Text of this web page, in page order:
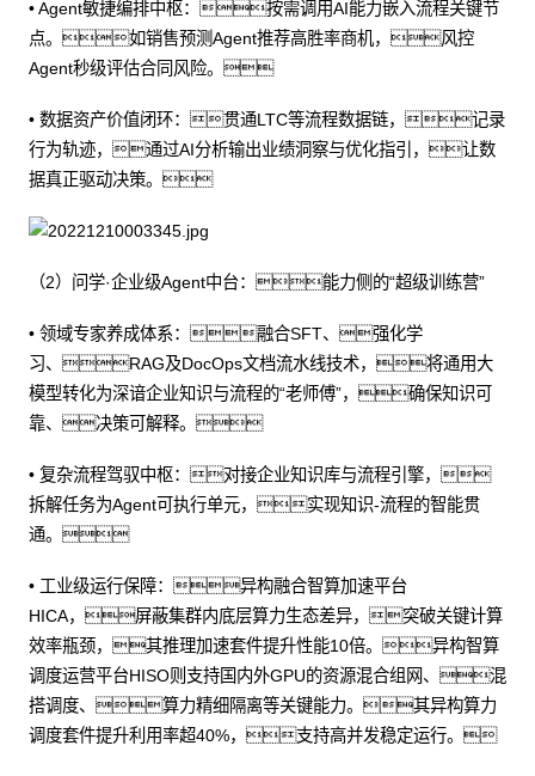
• Agent敏捷编排中枢：按需调用AI能力嵌入流程关键节
点。如销售预测Agent推荐高胜率商机，风控
Agent秒级评估合同风险。
• 数据资产价值闭环：贯通LTC等流程数据链，记录
行为轨迹，通过AI分析输出业绩洞察与优化指引，让数
据真正驱动决策。
（2）问学·企业级Agent中台：能力侧的“超级训练营”
• 领域专家养成体系：融合SFT、强化学
习、RAG及DocOps文档流水线技术，将通用大
模型转化为深谙企业知识与流程的“老师傅”，确保知识可
靠、决策可解释。
• 复杂流程驾驭中枢：对接企业知识库与流程引擎，
拆解任务为Agent可执行单元，实现知识-流程的智能贯
通。
• 工业级运行保障：异构融合智算加速平台
HICA，屏蔽集群内底层算力生态差异，突破关键计算
效率瓶颈，其推理加速套件提升性能10倍。异构智算
调度运营平台HISO则支持国内外GPU的资源混合组网、混
搭调度、算力精细隔离等关键能力。其异构算力
调度套件提升利用率超40%，支持高并发稳定运行。